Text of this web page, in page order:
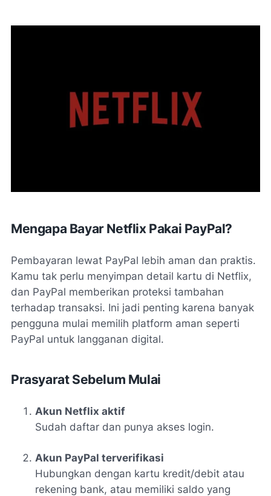
Mengapa Bayar Netflix Pakai PayPal?
Pembayaran lewat PayPal lebih aman dan praktis.
Kamu tak perlu menyimpan detail kartu di Netflix,
dan PayPal memberikan proteksi tambahan
terhadap transaksi. Ini jadi penting karena banyak
pengguna mulai memilih platform aman seperti
PayPal untuk langganan digital.
Prasyarat Sebelum Mulai
Akun Netflix aktif
Sudah daftar dan punya akses login.
Akun PayPal terverifikasi
Hubungkan dengan kartu kredit/debit atau
rekening bank, atau memiliki saldo yang